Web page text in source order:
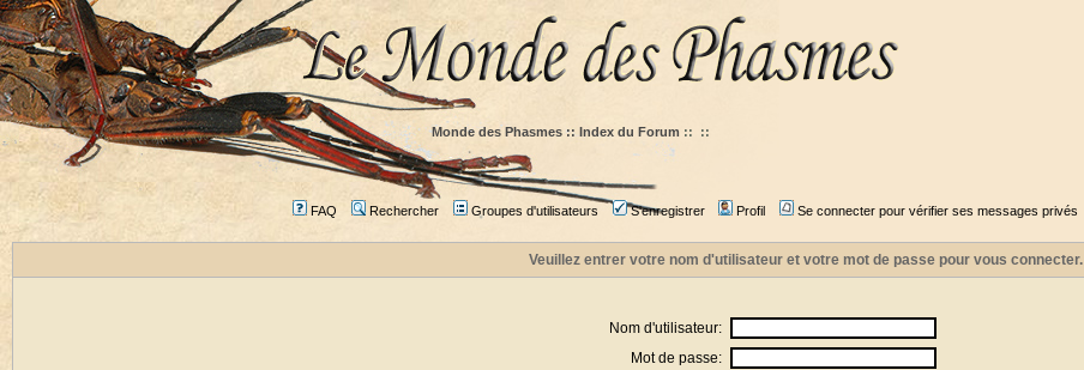
Monde des Phasmes :: Index du Forum :: ::
FAQ Rechercher Groupes d'utilisateurs S'enregistrer Profil Se connecter pour vérifier ses messages privés
Veuillez entrer votre nom d'utilisateur et votre mot de passe pour vous connecter.
Nom d'utilisateur:
Mot de passe: